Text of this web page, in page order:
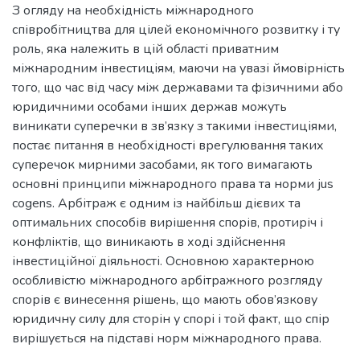
З огляду на необхідність міжнародного
співробітництва для цілей економічного розвитку і ту
роль, яка належить в цій області приватним
міжнародним інвестиціям, маючи на увазі ймовірність
того, що час від часу між державами та фізичними або
юридичними особами інших держав можуть
виникати суперечки в зв’язку з такими інвестиціями,
постає питання в необхідності врегулювання таких
суперечок мирними засобами, як того вимагають
основні принципи міжнародного права та норми jus
cogens. Арбітраж є одним із найбільш дієвих та
оптимальних способів вирішення спорів, протиріч і
конфліктів, що виникають в ході здійснення
інвестиційної діяльності. Основною характерною
особливістю міжнародного арбітражного розгляду
спорів є винесення рішень, що мають обов’язкову
юридичну силу для сторін у спорі і той факт, що спір
вирішується на підставі норм міжнародного права.